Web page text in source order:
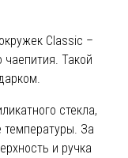
Classic –
Такой
стекла,
За
и ручка